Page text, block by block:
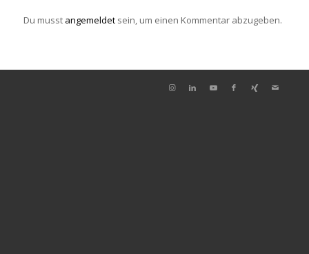
Du musst angemeldetsein, um einen Kommentar abzugeben.